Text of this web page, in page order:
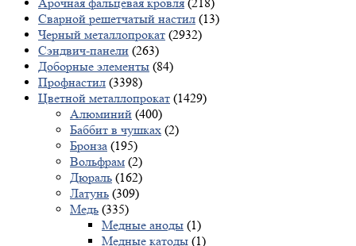
Сварной решетчатый настил (13)
Черный металлопрокат (2932)
Сэндвич-панели (263)
Доборные элементы (84)
Профнастил (3398)
Цветной металлопрокат (1429)
Алюминий (400)
Баббит в чушках (2)
Бронза (195)
Вольфрам (2)
Дюраль (162)
Латунь (309)
Медь (335)
Медные аноды (1)
Медные катоды (1)